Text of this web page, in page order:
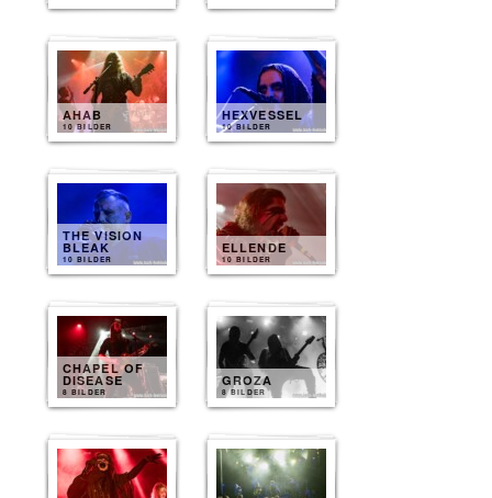
AHAB
10 BILDER
HEXVESSEL
10 BILDER
THE VISION
BLEAK
10 BILDER
ELLENDE
10 BILDER
CHAPEL OF
DISEASE
8 BILDER
GROZA
8 BILDER